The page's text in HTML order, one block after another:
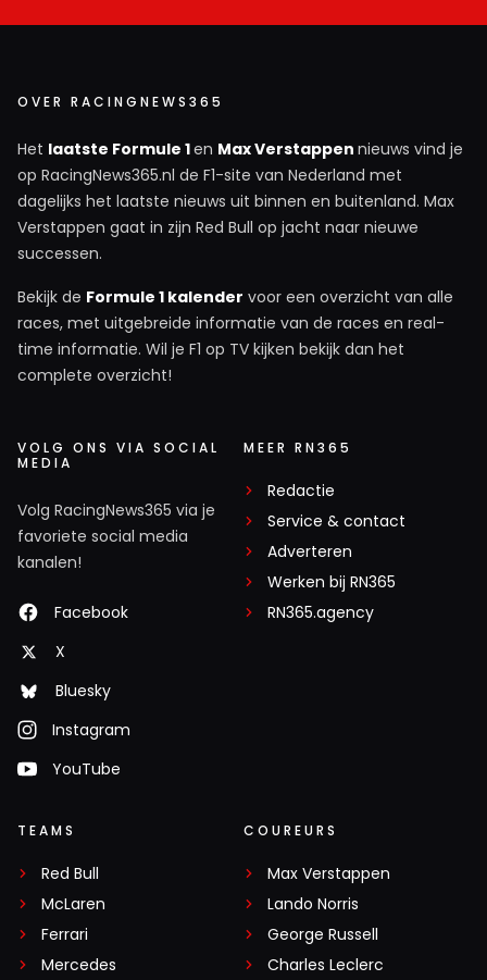
OVER RACINGNEWS365
Het laatste Formule 1en Max Verstappen nieuws vind je
op RacingNews365.nl de F1-site van Nederland met
dagelijks het laatste nieuws uit binnen en buitenland. Max
Verstappen gaat in zijn Red Bull op jacht naar nieuwe
successen.
Bekijk de Formule 1 kalender voor een overzicht van alle
races, met uitgebreide informatie van de races en real-
time informatie. Wil je F1 op TV kijken bekijk dan het
complete overzicht!
VOLG ONS VIA SOCIAL
MEDIA
Volg RacingNews365 via je
favoriete social media
kanalen!
Facebook
X
Bluesky
Instagram
YouTube
MEER RN365
Redactie
Service & contact
Adverteren
Werken bij RN365
RN365.agency
TEAMS
Red Bull
McLaren
Ferrari
Mercedes
COUREURS
Max Verstappen
Lando Norris
George Russell
Charles Leclerc